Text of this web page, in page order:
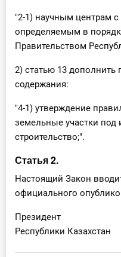
Кадры. Труд.
Учет по отраслям
Интернет-магазин
Обучение
Тестирование для
бухгалтера
"2-1) научным центрам
определяемым в
Правительством
2) статью 13 дополнить
содержания:
"4-1) утверждение
земельные участки
строительство;".
Статья 2.
Настоящий Закон
официального
Президент
Республики Казахстан